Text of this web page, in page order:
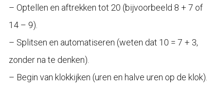
– Optellen en aftrekken tot 20 (bijvoorbeeld 8 + 7 of
14 – 9).
– Splitsen en automatiseren (weten dat 10 = 7 + 3,
zonder na te denken).
– Begin van klokkijken (uren en halve uren op de klok).